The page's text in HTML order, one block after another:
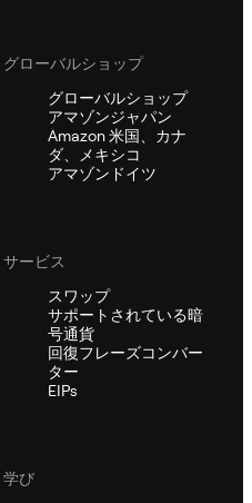
グローバルショップ
グローバルショップ
アマゾンジャパン
Amazon 米国、カナ
ダ、メキシコ
アマゾンドイツ
サービス
スワップ
サポートされている暗
号通貨
回復フレーズコンバー
ター
EIPs
学び